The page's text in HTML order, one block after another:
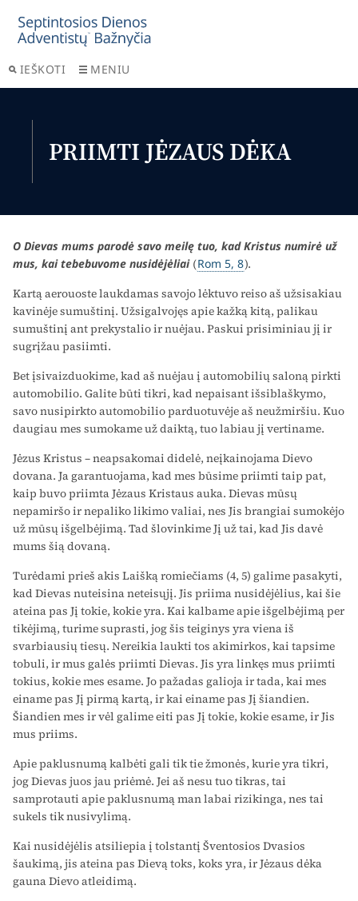
IEŠKOTI MENIU
PRIIMTI JĖZAUS DĖKA
O Dievas mums parodė savo meilę tuo, kad Kristus numirė už
mus, kai tebebuvome nusidėjėliai (Rom 5, 8).
Kartą aerouoste laukdamas savojo lėktuvo reiso aš užsisakiau
kavinėje sumuštinį. Užsigalvojęs apie kažką kitą, palikau
sumuštinį ant prekystalio ir nuėjau. Paskui prisiminiau jį ir
sugrįžau pasiimti.
Bet įsivaizduokime, kad aš nuėjau į automobilių saloną pirkti
au­tomobilio. Galite būti tikri, kad nepaisant išsiblaškymo,
savo nusipirkto automobilio parduotuvėje aš neužmiršiu. Kuo
daugiau mes sumoka­me už daiktą, tuo labiau jį vertiname.
Jėzus Kristus – neapsakomai didelė, neįkainojama Dievo
dovana. Ja garantuojama, kad mes būsime priimti taip pat,
kaip buvo priimta Jėzaus Kristaus auka. Dievas mūsų
nepamiršo ir nepaliko likimo valiai, nes Jis brangiai sumokėjo
už mūsų išgelbėjimą. Tad šlovinkime Jį už tai, kad Jis davė
mums šią dovaną.
Turėdami prieš akis Laišką romiečiams (4, 5) galime pasakyti,
kad Dievas nuteisina neteisųjį. Jis priima nusidėjėlius, kai šie
ateina pas Jį tokie, kokie yra. Kai kalbame apie išgelbėjimą per
tikėjimą, turime suprasti, jog šis teiginys yra viena iš
svarbiausių tiesų. Nereikia laukti tos akimirkos, kai tapsime
tobuli, ir mus galės priimti Dievas. Jis yra linkęs mus priimti
tokius, kokie mes esame. Jo pažadas galioja ir tada, kai mes
einame pas Jį pirmą kartą, ir kai einame pas Jį šiandien.
Šiandien mes ir vėl galime eiti pas Jį tokie, kokie esame, ir Jis
mus priims.
Apie paklusnumą kalbėti gali tik tie žmonės, kurie yra tikri,
jog Dievas juos jau priėmė. Jei aš nesu tuo tikras, tai
samprotauti apie paklusnumą man labai rizikinga, nes tai
sukels tik nusivylimą.
Kai nusidėjėlis atsiliepia į tolstantį Šventosios Dvasios
šaukimą, jis ateina pas Dievą toks, koks yra, ir Jėzaus dėka
gauna Dievo atlei­dimą.